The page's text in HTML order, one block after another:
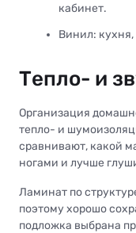
кабинет.
Винил:
Тепло- и
Организация
тепло- и
сравнивают, какой
ногами и лучше
Ламинат по
поэтому хорошо
подложка выбрана